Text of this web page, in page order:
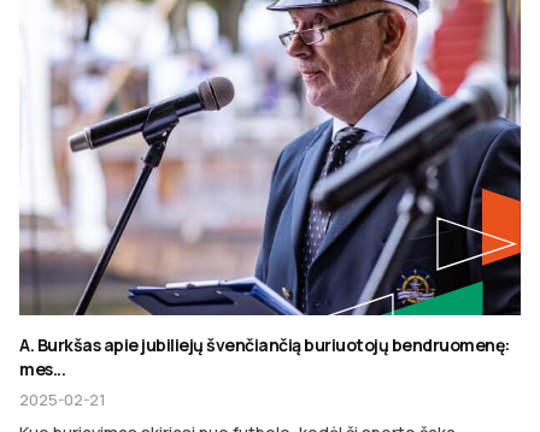
A. Burkšas apie jubiliejų švenčiančią buriuotojų bendruomenę:
mes...
2025-02-21